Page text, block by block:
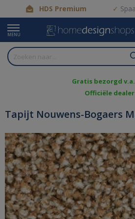
HDS Premium
MENU
Gratis bezorgd v.a.
Officiële dealer
Tapijt Nouwens-Bogaers